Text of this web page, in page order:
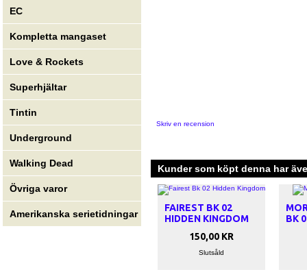
EC
Kompletta mangaset
Love & Rockets
Superhjältar
Tintin
Underground
Walking Dead
Övriga varor
Amerikanska serietidningar
Skriv en recension
Kunder som köpt denna har
FAIREST BK 02
HIDDEN KINGDOM
150,00 KR
Slutsåld
BK